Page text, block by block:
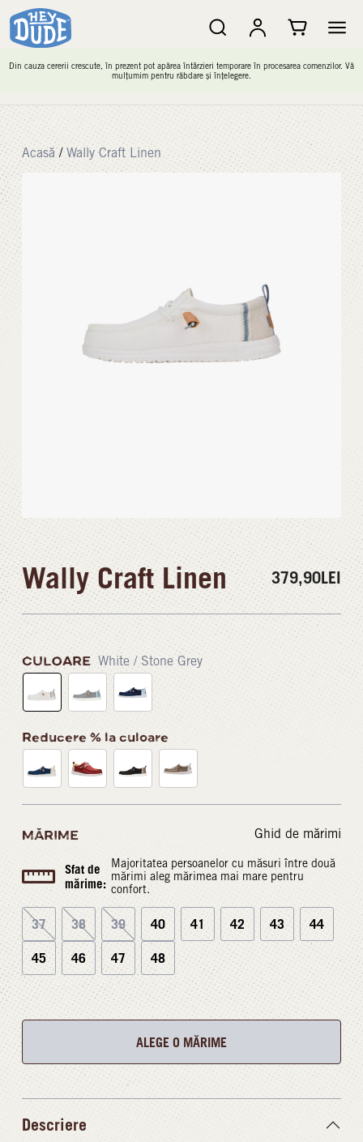
Din cauza cererii crescute, în prezent pot apărea întârzieri temporare în procesarea comenzilor. Vă
mulțumim pentru răbdare și înțelegere.
Acasă / Wally Craft Linen
Wally Craft Linen 379,90LEI
CULOARE White / Stone Grey
Reducere % la culoare
MĂRIME Ghid de mărimi
Sfat de
mărime:
Majoritatea persoanelor cu măsuri între două
mărimi aleg mărimea mai mare pentru
confort.
37 38 39 40 41 42 43 44
45 46 47 48
ALEGE O MĂRIME
Descriere